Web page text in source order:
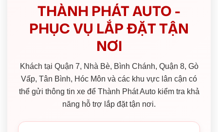
THÀNH PHÁT AUTO -
PHỤC VỤ LẮP ĐẶT TẬN
NƠI
Khách tại Quận 7, Nhà Bè, Bình Chánh, Quận 8, Gò
Vấp, Tân Bình, Hóc Môn và các khu vực lân cận có
thể gửi thông tin xe để Thành Phát Auto kiểm tra khả
năng hỗ trợ lắp đặt tận nơi.